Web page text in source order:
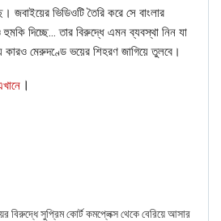
Reject ‘Emergency Use’ Approval
Here’s The Truth
Of Indian Flag Being
জবাইয়ের ভিডিওটি তৈরি করে সে বাংলার
হুমকি দিচ্ছে… তার বিরুদ্ধে এমন ব্যবস্থা নিন যা
কারও মেরুদণ্ডে ভয়ের শিহরণ জাগিয়ে তুলবে।
।
বিরুদ্ধে সুপ্রিম কোর্ট কমপ্লেক্স থেকে বেরিয়ে আসার